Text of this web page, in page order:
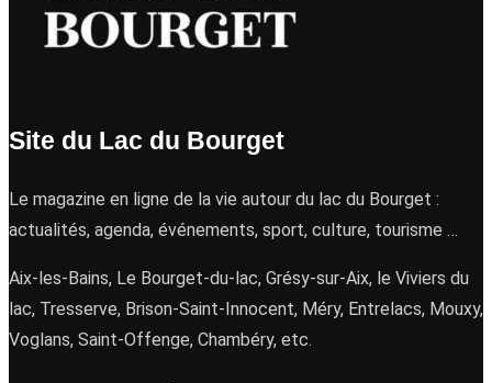
Site du Lac du Bourget
Le magazine en ligne de la vie autour du lac du Bourget :
actualités, agenda, événements, sport, culture, tourisme …
Aix-les-Bains, Le Bourget-du-lac, Grésy-sur-Aix, le Viviers du
lac, Tresserve, Brison-Saint-Innocent, Méry, Entrelacs, Mouxy,
Voglans, Saint-Offenge, Chambéry, etc.